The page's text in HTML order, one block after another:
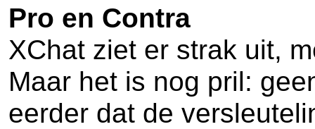
Pro en Contra
XChat ziet er strak uit,
Maar het is nog pril:
eerder dat de